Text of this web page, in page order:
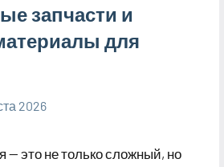
запчасти и
для
2026
— это не только сложный, но